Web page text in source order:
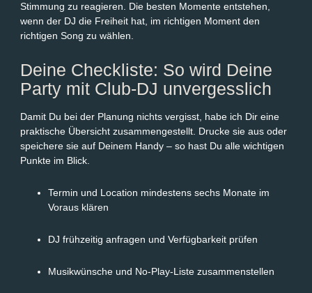
Stimmung zu reagieren. Die besten Momente entstehen,
wenn der DJ die Freiheit hat, im richtigen Moment den
richtigen Song zu wählen.
Deine Checkliste: So wird Deine
Party mit Club-DJ unvergesslich
Damit Du bei der Planung nichts vergisst, habe ich Dir eine
praktische Übersicht zusammengestellt. Drucke sie aus oder
speichere sie auf Deinem Handy – so hast Du alle wichtigen
Punkte im Blick.
Termin und Location mindestens sechs Monate im
Voraus klären
DJ frühzeitig anfragen und Verfügbarkeit prüfen
Musikwünsche und No-Play-Liste zusammenstellen